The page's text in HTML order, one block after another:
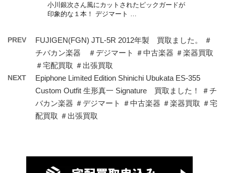
小川銀次さん風にカットされたピックガードが
印象的な１本！ デジマート …
PREV
FUJIGEN(FGN) JTL-5R 2012年製 買取ました。 ＃
チバカン楽器 ＃デジマート ＃中古楽器 ＃楽器買取
＃宅配買取 ＃出張買取
NEXT
Epiphone Limited Edition Shinichi Ubukata ES-355
Custom Outfit 生形真一 Signature 買取ました！ ＃チ
バカン楽器 ＃デジマート ＃中古楽器 ＃楽器買取 ＃宅
配買取 ＃出張買取